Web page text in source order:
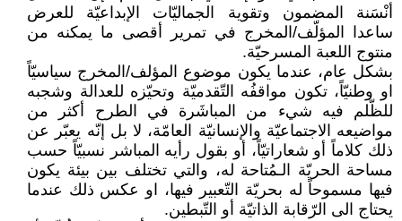
أنْسَنة المضمون وتقوية الجماليّات الإبداعيّة للعرض
ساعدا المؤلّف/المخرج في تمرير أقصى ما يمكنه من
منتوج اللعبة المسرحيّة.
بشكل عام، عندما يكون موضوع المؤلف/المخرج سياسيّاً
او وطنيّاً، تكون مواقفُه التّقدميّة وتحيّزه للعدالة وشجبه
للظّلم فيه شيء من المباشَرة في الطرح أكثر من
مواضيعه الاجتماعيّة والإنسانيّة العامّة، لا بل إنّه يعبّر عن
ذلك كلاماً أو شعاراتيّاً، أو بقول رأيه المباشر نسبيّاً حسب
مساحة الحريّة الـمُتاحة له، والتي تختلف بين بيئة يكون
فيها مسموحاً له بحريّة التّعبير فيها، او عكس ذلك عندما
يحتاج الى الرّقابة الذاتيّة أو التّبطين.